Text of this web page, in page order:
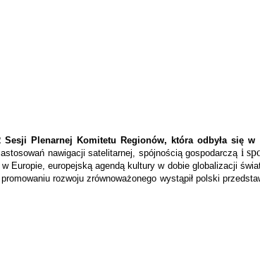
Plenarnej Komitetu Regionów, która odbyła się
nawigacji satelitarnej, spójnością gospodarczą i
europejską agendą kultury w dobie globalizacji
rozwoju zrównoważonego wystąpił polski